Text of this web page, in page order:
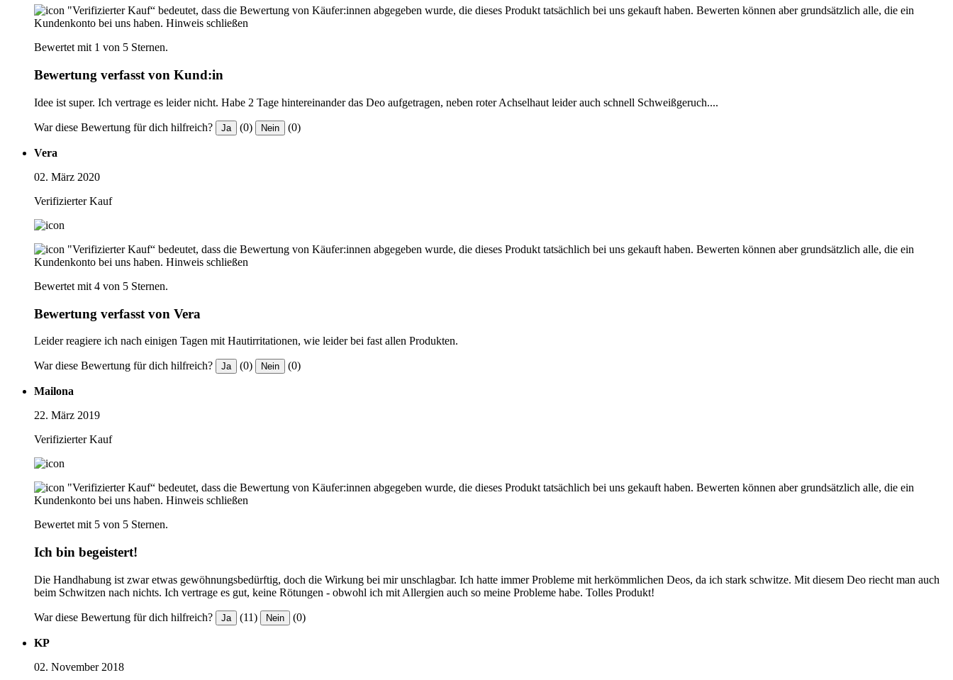
"Verifizierter Kauf“ bedeutet, dass die Bewertung von Käufer:innen abgegeben wurde, die dieses Produkt tatsächlich bei uns gekauft haben. Bewerten können aber grundsätzlich alle, die ein
Kundenkonto bei uns haben. Hinweis schließen
Bewertet mit 1 von 5 Sternen.
Bewertung verfasst von Kund:in
Idee ist super. Ich vertrage es leider nicht. Habe 2 Tage hintereinander das Deo aufgetragen, neben roter Achselhaut leider auch schnell Schweißgeruch....
War diese Bewertung für dich hilfreich? Ja (0) Nein (0)
Vera
02. März 2020
Verifizierter Kauf
"Verifizierter Kauf“ bedeutet, dass die Bewertung von Käufer:innen abgegeben wurde, die dieses Produkt tatsächlich bei uns gekauft haben. Bewerten können aber grundsätzlich alle, die ein
Kundenkonto bei uns haben. Hinweis schließen
Bewertet mit 4 von 5 Sternen.
Bewertung verfasst von Vera
Leider reagiere ich nach einigen Tagen mit Hautirritationen, wie leider bei fast allen Produkten.
War diese Bewertung für dich hilfreich? Ja (0) Nein (0)
Mailona
22. März 2019
Verifizierter Kauf
"Verifizierter Kauf“ bedeutet, dass die Bewertung von Käufer:innen abgegeben wurde, die dieses Produkt tatsächlich bei uns gekauft haben. Bewerten können aber grundsätzlich alle, die ein
Kundenkonto bei uns haben. Hinweis schließen
Bewertet mit 5 von 5 Sternen.
Ich bin begeistert!
Die Handhabung ist zwar etwas gewöhnungsbedürftig, doch die Wirkung bei mir unschlagbar. Ich hatte immer Probleme mit herkömmlichen Deos, da ich stark schwitze. Mit diesem Deo riecht man auch
beim Schwitzen nach nichts. Ich vertrage es gut, keine Rötungen - obwohl ich mit Allergien auch so meine Probleme habe. Tolles Produkt!
War diese Bewertung für dich hilfreich? Ja (11) Nein (0)
KP
02. November 2018